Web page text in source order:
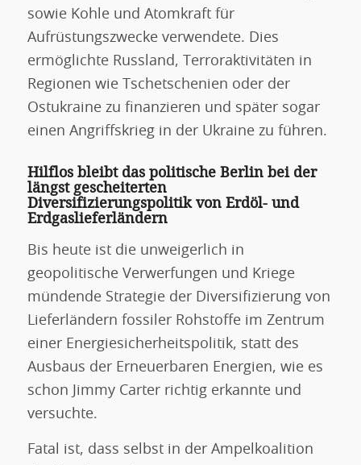
sowie Kohle und Atomkraft für
Aufrüstungszwecke verwendete. Dies
ermöglichte Russland, Terroraktivitäten in
Regionen wie Tschetschenien oder der
Ostukraine zu finanzieren und später sogar
einen Angriffskrieg in der Ukraine zu führen.
Hilflos bleibt das politische Berlin bei der
längst gescheiterten
Diversifizierungspolitik von Erdöl- und
Erdgaslieferländern
Bis heute ist die unweigerlich in
geopolitische Verwerfungen und Kriege
mündende Strategie der Diversifizierung von
Lieferländern fossiler Rohstoffe im Zentrum
einer Energiesicherheitspolitik, statt des
Ausbaus der Erneuerbaren Energien, wie es
schon Jimmy Carter richtig erkannte und
versuchte.
Fatal ist, dass selbst in der Ampelkoalition